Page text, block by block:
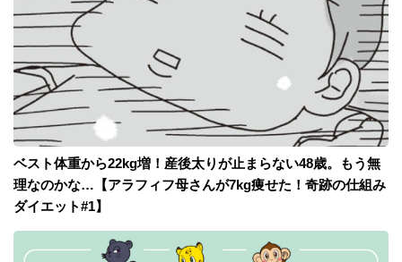
ベスト体重から22kg増！産後太りが止まらない48歳。もう無
理なのかな…【アラフィフ母さんが7kg痩せた！奇跡の仕組み
ダイエット#1】